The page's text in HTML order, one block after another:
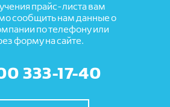
прайс-листа вам
сообщить нам данные о
по телефону или
форму на сайте.
333-17-40